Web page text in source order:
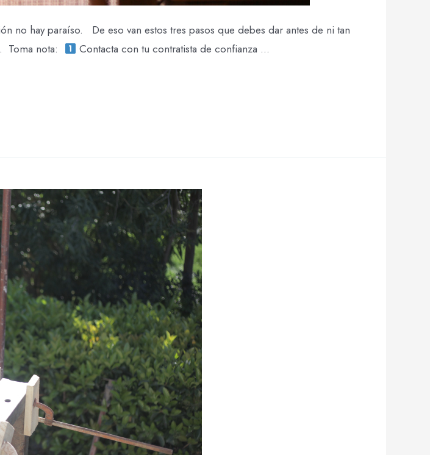
no hay paraíso. ⁣ ⁣ De eso van estos tres pasos que debes dar antes de ni tan
nota:⁣ Contacta con tu contratista de confianza …